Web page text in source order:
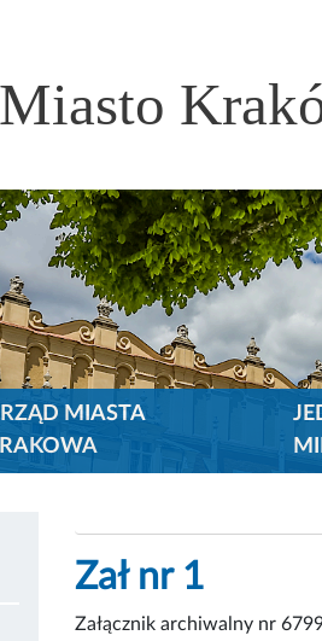
Miasto
MIASTA
Zał nr 1
Załącznik archiwalny nr